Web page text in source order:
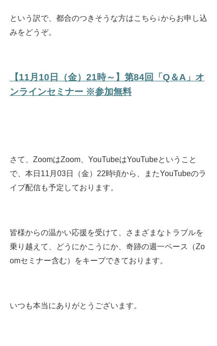
という訳で、都合のつきそうな方はこちら↓からお申し込
みをどうぞ。
【11月10日（金）21時～】第84回「Q＆A」オ
ンラインセミナー ※参加無料
さて、ZoomはZoom、YouTubeはYouTubeということ
で、本日11月03日（金）22時頃から、またYouTubeのラ
イブ配信も予定しております。
皆様からの温かい応援を受けて、さまざまなトラブルを
乗り越えて、どうにかこうにか、奇跡の週一ペース（Zo
omセミナー含む）をキープできております。
いつも本当にありがとうございます。